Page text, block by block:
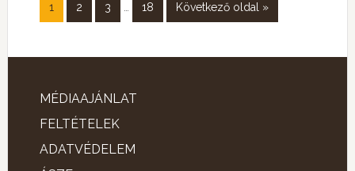
1 2 3 18 Következő oldal »
MÉDIAAJÁNLAT
FELTÉTELEK
ADATVÉDELEM